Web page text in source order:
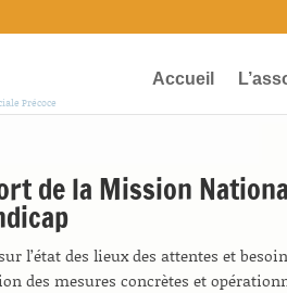
Précoce
Accueil
de la Mission
l’état des lieux des attentes et
des mesures concrètes et